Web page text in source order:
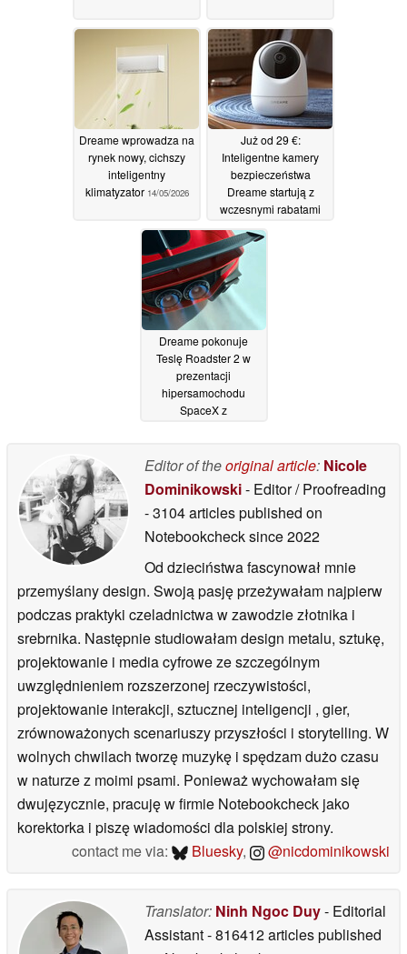
Dreame wprowadza na
rynek nowy, cichszy
inteligentny
klimatyzator 14/05/2026
Już od 29 €:
Inteligentne kamery
bezpieczeństwa
Dreame startują z
wczesnymi rabatami
30/04/2026
Dreame pokonuje
Teslę Roadster 2 w
prezentacji
hipersamochodu
SpaceX z
Editor of theoriginal article: Nicole
Dominikowski- Editor / Proofreading
- 3104 articles published on
Notebookchecksince 2022
Od dzieciństwa fascynował mnie
przemyślany design. Swoją pasję przeżywałam najpierw
podczas praktyki czeladnictwa w zawodzie złotnika i
srebrnika. Następnie studiowałam design metalu, sztukę,
projektowanie i media cyfrowe ze szczególnym
uwzględnieniem rozszerzonej rzeczywistości,
projektowanie interakcji, sztucznej inteligencji , gier,
zrównoważonych scenariuszy przyszłości i storytelling. W
wolnych chwilach tworzę muzykę i spędzam dużo czasu
w naturze z moimi psami. Ponieważ wychowałam się
dwujęzycznie, pracuję w firmie Notebookcheck jako
korektorka i piszę wiadomości dla polskiej strony.
contact me via:
Bluesky, @nicdominikowski
Translator: Ninh Ngoc Duy- Editorial
Assistant- 816412 articles published